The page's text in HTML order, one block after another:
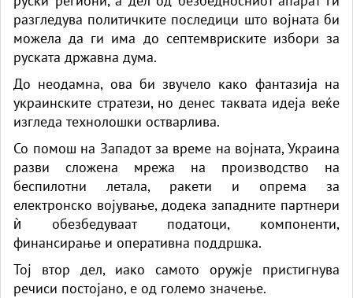
разгледува политичките последици што војната би
можела да ги има до септемвриските избори за
руската државна дума.
До неодамна, ова би звучело како фантазија на
украинските стратези, но денес таквата идеја веќе
изгледа технолошки остварлива.
Со помош на Западот за време на војната, Украина
разви сложена мрежа на производство на
беспилотни летала, ракети и опрема за
електронско војување, додека западните партнери
ѝ обезбедуваат податоци, компоненти,
финансирање и оперативна поддршка.
Тој втор дел, иако самото оружје пристигнува
речиси постојано, е од големо значење.